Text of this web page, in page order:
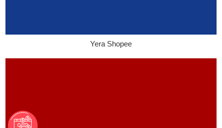
Yera Shopee